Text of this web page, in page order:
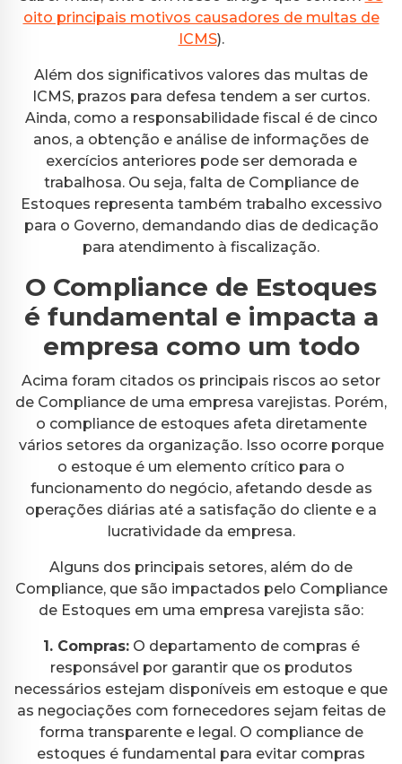
oito principais motivos causadores de multas de
ICMS).
Além dos significativos valores das multas de
ICMS, prazos para defesa tendem a ser curtos.
Ainda, como a responsabilidade fiscal é de cinco
anos, a obtenção e análise de informações de
exercícios anteriores pode ser demorada e
trabalhosa. Ou seja, falta de Compliance de
Estoques representa também trabalho excessivo
para o Governo, demandando dias de dedicação
para atendimento à fiscalização.
O Compliance de Estoques
é fundamental e impacta a
empresa como um todo
Acima foram citados os principais riscos ao setor
de Compliance de uma empresa varejistas. Porém,
o compliance de estoques afeta diretamente
vários setores da organização. Isso ocorre porque
o estoque é um elemento crítico para o
funcionamento do negócio, afetando desde as
operações diárias até a satisfação do cliente e a
lucratividade da empresa.
Alguns dos principais setores, além do de
Compliance, que são impactados pelo Compliance
de Estoques em uma empresa varejista são:
1. Compras:O departamento de compras é
responsável por garantir que os produtos
necessários estejam disponíveis em estoque e que
as negociações com fornecedores sejam feitas de
forma transparente e legal. O compliance de
estoques é fundamental para evitar compras